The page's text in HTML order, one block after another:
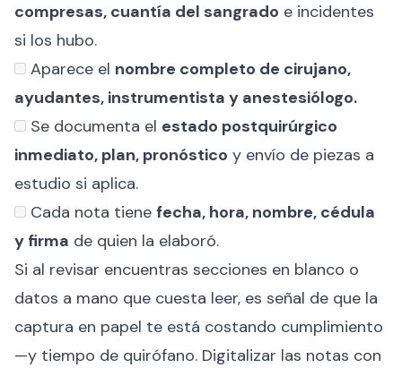
compresas, cuantía del sangrado e incidentes
si los hubo.
Aparece el nombre completo de cirujano,
ayudantes, instrumentista y anestesiólogo.
Se documenta el estado postquirúrgico
inmediato, plan, pronóstico y envío de piezas a
estudio si aplica.
Cada nota tiene fecha, hora, nombre, cédula
y firma de quien la elaboró.
Si al revisar encuentras secciones en blanco o
datos a mano que cuesta leer, es señal de que la
captura en papel te está costando cumplimiento
—y tiempo de quirófano. Digitalizar las notas con